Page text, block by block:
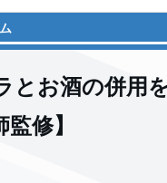
とお酒の併用
修】